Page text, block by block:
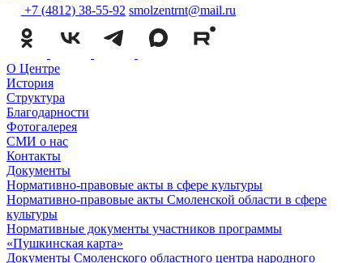
+7 (4812) 38-55-92 smolzentrnt@mail.ru
О Центре
История
Структура
Благодарности
Фотогалерея
СМИ о нас
Контакты
Документы
Нормативно-правовые акты в сфере культуры
Нормативно-правовые акты Смоленской области в сфере
культуры
Нормативные документы участников программы
«Пушкинская карта»
Документы Смоленского областного центра народного